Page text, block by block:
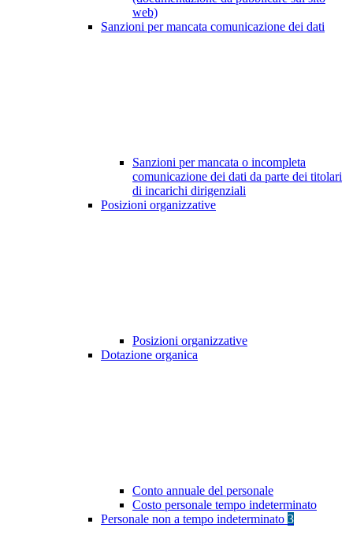
web)
Sanzioni per mancata comunicazione dei dati
Sanzioni per mancata o incompleta
comunicazione dei dati da parte dei titolari
di incarichi dirigenziali
Posizioni organizzative
Posizioni organizzative
Dotazione organica
Conto annuale del personale
Costo personale tempo indeterminato
Personale non a tempo indeterminato 3